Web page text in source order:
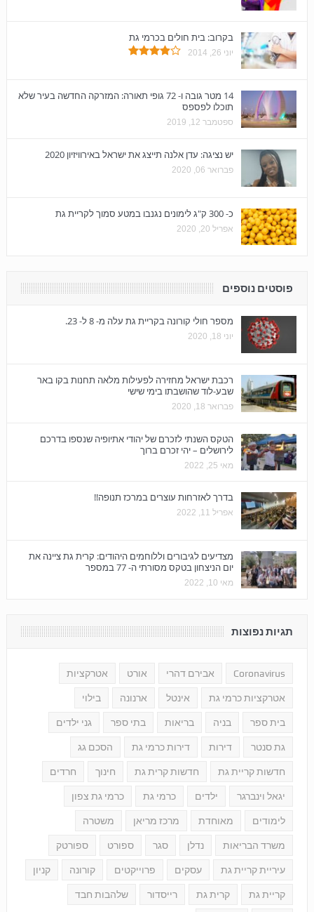
בקרוב: בית חולים בכרמי גת
יוני 26, 2014
14 מטר גובה ו- 72 גופי תאורה: המזרקה החדשה בעיר שלא
תוכלו לפספס
ספטמבר 12, 2019
יש נציגה: עדן אלנה תייצג את ישראל באירוויזיון 2020
פברואר 06, 2020
כ- 300 ק"ג לימונים נגנבו במטע סמוך לקריית גת
אפריל 20, 2020
פוסטים נוספים
מספר חולי קורונה בקריית גת עלה מ- 8 ל- 23.
יוני 18, 2020
רכבת ישראל מחזירה לפעילות מלאה תחנות בקו באר
שבע-לוד שהושבתו בימי שישי
פברואר 18, 2020
הטקס השנתי לזכרם של יהודי אתיופיה שנספו בדרכם
לירושלים – יהי זכרם ברוך
מאי 25, 2022
בדרך לאזרחות עוצרים במרכז תנופה!!
אפריל 11, 2022
מצדיעים לגיבורים וללוחמים היהודים: קרית גת ציינה את
יום הניצחון בטקס מסורתי ה- 77 במספר
מאי 10, 2022
תגיות נפוצות
Coronavirus אבירם דהרי אורט אטרקציות
אטרקציות כרמי גת אינטל ארנונה בילוי
בית ספר בניה בריאות בתי ספר גני ילדים
גת סנטר דירות דירות כרמי גת הסכם גג
חדשות קריית גת חדשות קרית גת חינוך חרדים
יגאל וינברגר ילדים כרמי גת כרמי גת צפון
לימודים מאוחדת מרכז מריאן משטרה
משרד הבריאות נדלן סגר ספורט ספורטק
עיריית קריית גת עסקים פרוייקטים קורונה קניון
קריית גת קרית גת רייסדור שלהבות חבד